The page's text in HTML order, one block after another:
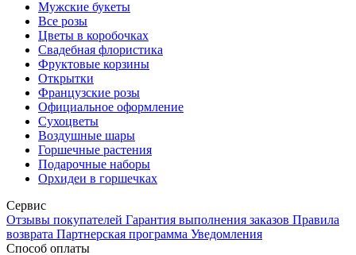
Мужские букеты
Все розы
Цветы в коробочках
Свадебная флористика
Фруктовые корзины
Открытки
Французские розы
Официальное оформление
Сухоцветы
Воздушные шары
Горшечные растения
Подарочные наборы
Орхидеи в горшечках
Сервис
Отзывы покупателей Гарантия выполнения заказов Правила
возврата Партнерская программа Уведомления
Способ оплаты